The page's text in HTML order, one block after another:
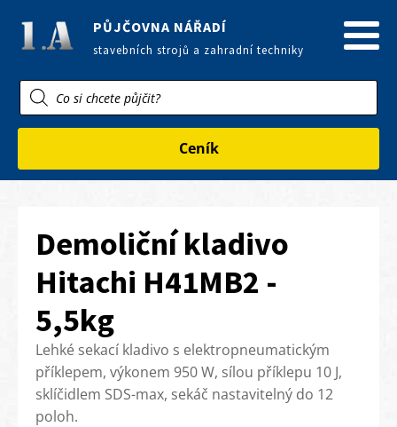
PŮJČOVNA NÁŘADÍ
stavebních strojů a zahradní techniky
Products
search
Ceník
Demoliční kladivo
Hitachi H41MB2 -
5,5kg
Lehké sekací kladivo s elektropneumatickým
příklepem, výkonem 950 W, sílou příklepu 10 J,
sklíčidlem SDS-max, sekáč nastavitelný do 12
poloh.